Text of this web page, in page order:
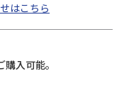
はこちら
入可能。